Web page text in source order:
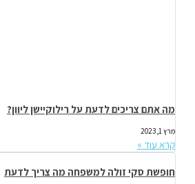
מה אתם צריכים לדעת על רילוקיישן ליוון?
מרץ 1, 2023
קרא עוד »
חופשת סקי זולה למשפחה מה צריך לדעת